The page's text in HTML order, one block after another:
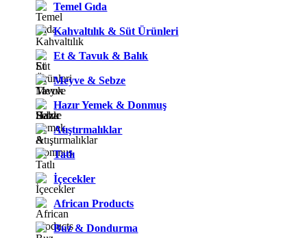
Temel Gıda
Kahvaltılık & Süt Ürünleri
Et & Tavuk & Balık
Meyve & Sebze
Hazır Yemek & Donmuş
Atıştırmalıklar
Tatlı
İçecekler
African Products
Buz & Dondurma